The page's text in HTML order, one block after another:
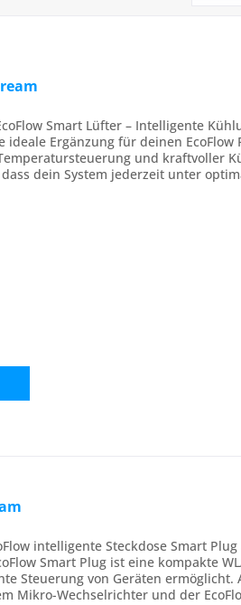
Smart Lüfter – Intelligente
ideale Ergänzung für deinen EcoFlow
und kraftvoller
dein System jederzeit unter
intelligente Steckdose Smart
Smart Plug ist eine kompakte
Steuerung von Geräten ermöglicht.
Mikro-Wechselrichter und der